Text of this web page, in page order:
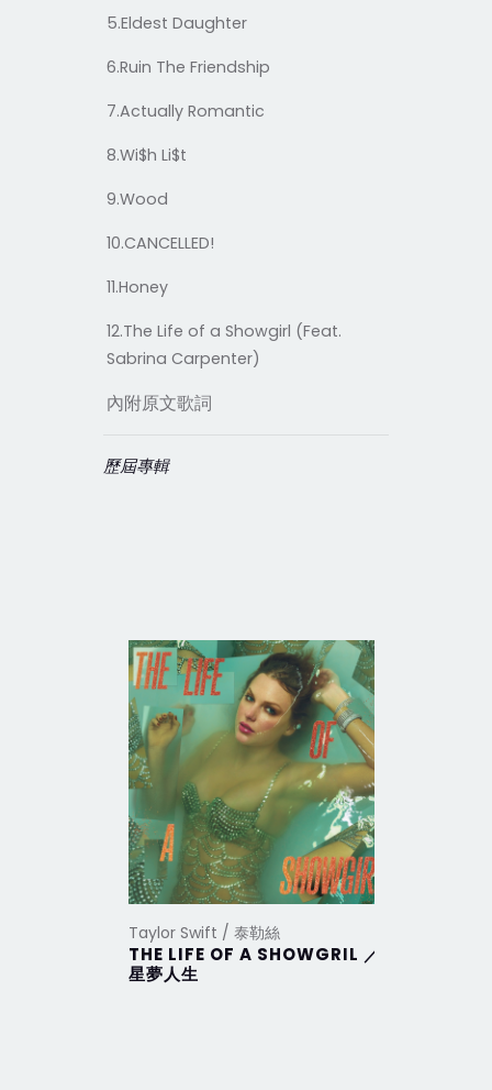
5.Eldest Daughter
6.Ruin The Friendship
7.Actually Romantic
8.Wi$h Li$t
9.Wood
10.CANCELLED!
11.Honey
12.The Life of a Showgirl (Feat.
Sabrina Carpenter)
內附原文歌詞
歷屆專輯
Taylor Swift / 泰勒絲
THE LIFE OF A SHOWGRIL ／
星夢人生